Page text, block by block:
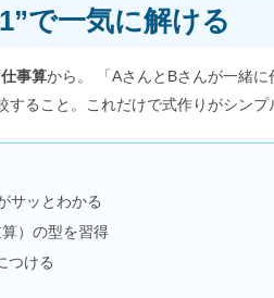
で一気に解ける
仕事算から。 「AさんとBさんが一緒に
すること。これだけで式作りがシンプ
サッとわかる
）の型を習得
つける